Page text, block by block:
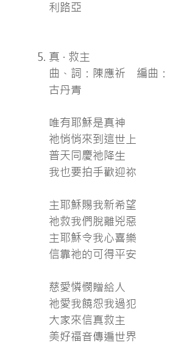
利路亞
真 · 救主
曲、詞：陳應祈 編曲：
古丹青
唯有耶穌是真神
祂悄悄來到這世上
普天同慶祂降生
我也要拍手歡迎祢
主耶穌賜我新希望
祂救我們脫離兇惡
主耶穌令我心喜樂
信靠祂的可得平安
慈愛憐憫贈給人
祂愛我饒恕我過犯
大家來信真救主
美好福音傳遍世界